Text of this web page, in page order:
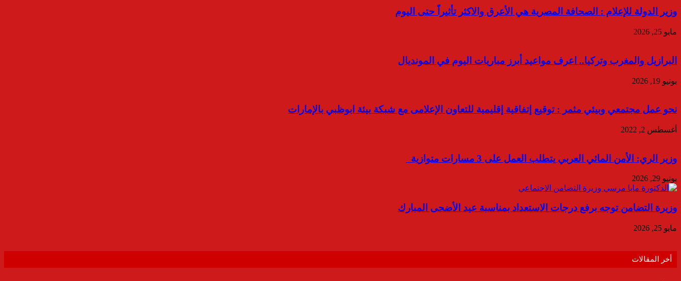
وزير الدولة للإعلام : الصحافة المصرية هي الأعرق والاكثر تأثيراً حتى اليوم
مايو 25, 2026
البرازيل والمغرب وتركيا.. اعرف مواعيد أبرز مباريات اليوم في المونديال
يونيو 19, 2026
نحو عمل مجتمعي وبيئي مثمر : توقيع إتفاقية إقليمية للتعاون الإعلامى مع شبكة بيئة ابوظبي بالإمارات
أغسطس 2, 2022
وزير الري: الأمن المائي العربي يتطلب العمل على 3 مسارات متوازية
يونيو 29, 2026
وزيرة التضامن توجه برفع درجات الاستعداد بمناسبة عيد الأضحى المبارك
مايو 25, 2026
أخر المقالات